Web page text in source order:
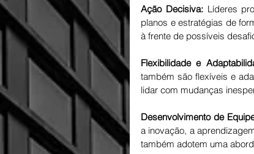
Ação Decisiva: Líderes
planos e estratégias de
à frente de possíveis
Flexibilidade e
também são flexíveis e
lidar com mudanças
Desenvolvimento de
a inovação, a
também adotem uma